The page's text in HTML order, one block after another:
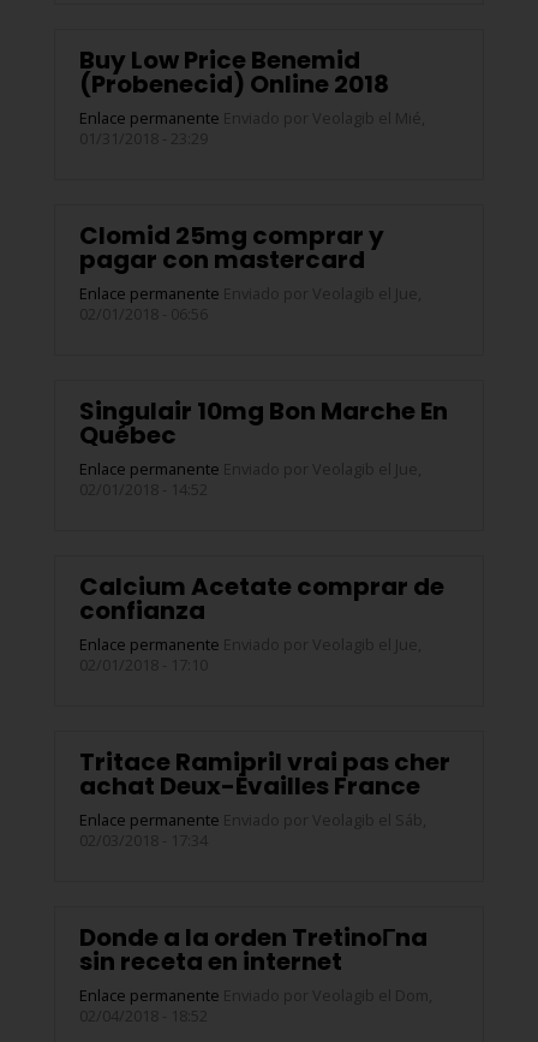
Buy Low Price Benemid
(Probenecid) Online 2018
Enlace permanente Enviado por Veolagib el Mié,
01/31/2018 - 23:29
Clomid 25mg comprar y
pagar con mastercard
Enlace permanente Enviado por Veolagib el Jue,
02/01/2018 - 06:56
Singulair 10mg Bon Marche En
Québec
Enlace permanente Enviado por Veolagib el Jue,
02/01/2018 - 14:52
Calcium Acetate comprar de
confianza
Enlace permanente Enviado por Veolagib el Jue,
02/01/2018 - 17:10
Tritace Ramipril vrai pas cher
achat Deux-Évailles France
Enlace permanente Enviado por Veolagib el Sáb,
02/03/2018 - 17:34
Donde a la orden TretinoГ­na
sin receta en internet
Enlace permanente Enviado por Veolagib el Dom,
02/04/2018 - 18:52